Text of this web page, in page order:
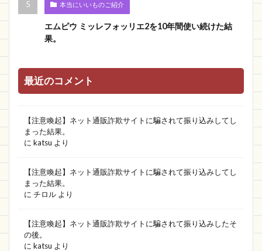
本当にいいものご紹介
エムピウ ミッレフォッリエ2を10年間使い続けた結
果。
最近のコメント
【注意喚起】ネット通販詐欺サイトに騙されて振り込みしてし
まった結果。
に katsu より
【注意喚起】ネット通販詐欺サイトに騙されて振り込みしてし
まった結果。
に チロル より
【注意喚起】ネット通販詐欺サイトに騙されて振り込みしたそ
の後。
に katsu より